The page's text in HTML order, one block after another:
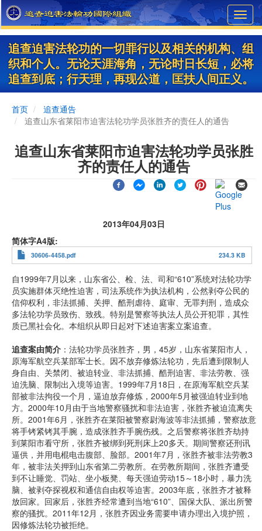
Skip
to
main
content
追查迫害法轮功的一切罪行以及相关的机构、组
织和个人。无论天涯海角，无论时日长短，必将
追查到底；行天理，再现公道，匡扶人间正义。
首页
追查通告
追查山东省莱阳市迫害法轮功学员张胜齐的责任人的通告
追查山东省莱阳市迫害法轮功学员张胜
齐的责任人的通告
2013年04月03日
简体字A4版
30606-4458.pdf 234.3 KB
自1999年7月以来，山东省公、检、法、司和“610”系统对法轮功学
员实施群体灭绝性迫害，司法系统作为执法机构，公然剥夺公民的
信仰权利，非法抓捕、关押、酷刑虐待、庭审、无罪判刑，造成众
多法轮功学员致伤、致残。特别是警察等执法人员公开犯罪，其性
质已黑社会化。本组织从即日起对下述迫害案立案追查。
追查案由简介 ：法轮功学员张胜齐，男，45岁，山东省莱阳市人，
原海军航空兵某部军士长。因不放弃修炼法轮功，先后遭到限制人
身自由、关禁闭、被迫转业、非法抓捕、酷刑迫害、非法劳教、强
迫洗脑、限制出入境等迫害。1999年7月18日，在原海军航空兵某
部被非法拘役一个月，逼迫放弃修炼，2000年5月被强迫转业到地
方。2000年10月由于当地警察骚扰和非法迫害，张胜齐被迫流离失
所。2001年6月，张胜齐在莱阳被警察尉海波等非法抓捕，警察故意
将手铐紧铐其手腕，造成张胜齐手腕伤残。之后警察将张胜齐劫持
到莱阳市看守所，张胜齐被绑到死刑床上20多天。期间警察还刑讯
逼供，并用电棍电击腹部、脸部。2001年7月，张胜齐被非法劳教3
年，被非法关押到山东省第二劳教所。在劳教所期间，张胜齐遭受
到不让睡觉、罚站、坐小板凳、每天强迫劳动15～18小时，暴力洗
脑、被剥夺探视权和通信自由权等迫害。2003年底，张胜齐才被释
放回家。回家后，张胜齐经常遭到当地“610”、国保大队、派出所警
察的骚扰。2011年12月，张胜齐因业务需要申请办理出入境护照，
因修炼法轮功被拒绝。